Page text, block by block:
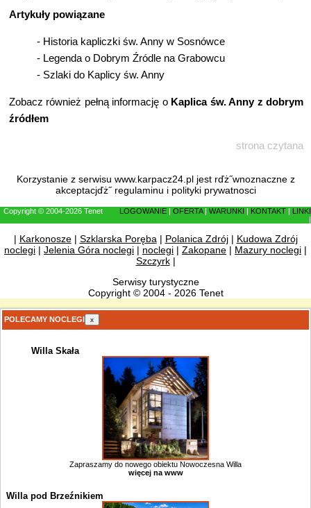
Artykuły powiązane
- Historia kapliczki św. Anny w Sosnówce
- Legenda o Dobrym Źródle na Grabowcu
- Szlaki do Kaplicy św. Anny
Zobacz również pełną informację o Kaplica św. Anny z dobrym
źródłem
strona czytana
Korzystanie z serwisu www.karpacz24.pl jest rďż˝wnoznaczne z
akceptacjďż˝ regulaminu i polityki prywatnosci
Copyright © 2004-2026 Tenet LOGOWANIE OFERTA| WARUNKI KONTAKT
LINKI
| Karkonosze| Szklarska Poręba| Polanica Zdrój| Kudowa Zdrój
noclegi | Jelenia Góra noclegi | noclegi | Zakopane | Mazury noclegi |
Szczyrk|
Serwisy turystyczne
Copyright © 2004 - 2026 Tenet
POLECAMY NOCLEGI x
Willa Skała
Zapraszamy do nowego obiektu Nowoczesna Willa
więcej na www
Willa pod Brzeźnikiem